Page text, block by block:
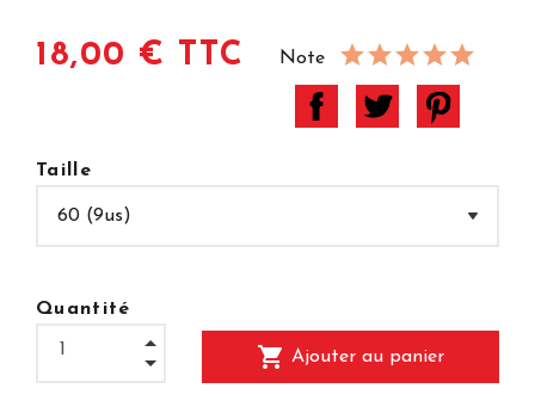
18,00 € TTC Note
Taille
Quantité
shopping_cart Ajouter au panier